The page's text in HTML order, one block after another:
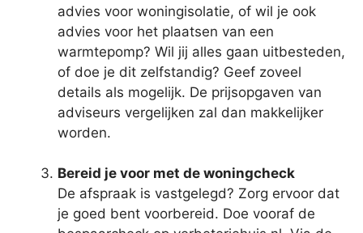
advies voor woningisolatie, of wil je ook
advies voor het plaatsen van een
warmtepomp? Wil jij alles gaan uitbesteden,
of doe je dit zelfstandig? Geef zoveel
details als mogelijk. De prijsopgaven van
adviseurs vergelijken zal dan makkelijker
worden.
Bereid je voor met de woningcheck
De afspraak is vastgelegd? Zorg ervoor dat
je goed bent voorbereid. Doe vooraf de